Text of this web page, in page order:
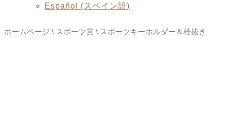
Español
(スペイン語)
ホームページ \ スポーツ賞 \ スポーツキーホルダー＆栓抜き